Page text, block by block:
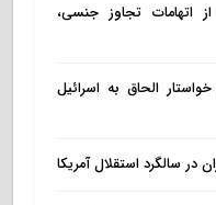
اتهامات تجاوز جنسی،
الحاق به اسرائیل
در سالگرد استقلال آمریکا